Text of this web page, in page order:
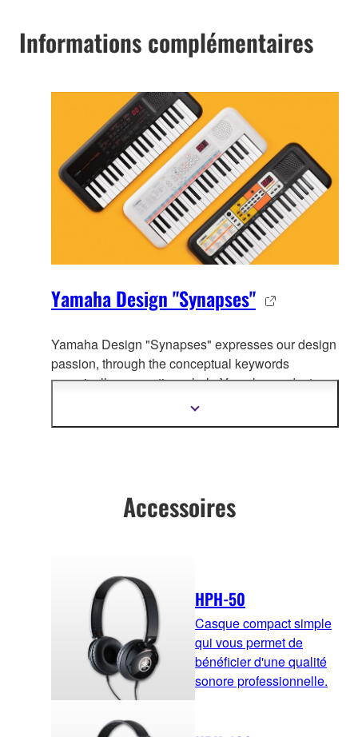
Informations complémentaires
Yamaha Design "Synapses"
Yamaha Design "Synapses" expresses our design
passion, through the conceptual keywords
organically connecting whole Yamaha product
Afficher
Accessoires
HPH-50
Casque compact simple
qui vous permet de
bénéficier d'une qualité
sonore professionnelle.